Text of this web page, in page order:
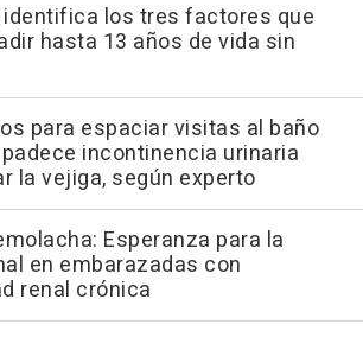
identifica los tres factores que
hasta 13 años de vida sin
para espaciar visitas al baño
incontinencia urinaria
la vejiga, según experto
Esperanza para la
en embarazadas con
renal crónica